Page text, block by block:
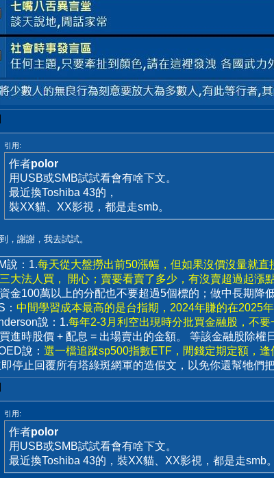
引用:
作者polor
用USB或SMB試試看會有啥下文。
最近換Toshiba 43的，
裝XX貓、XX影視，都是走smb。
，謝謝，我去試試。
說：1.每天從大盤撈出前50漲幅，但如果沒價沒量就直
三大法人買， 開心；賣要看賣了多少，有沒賣超過起漲
金100萬以上的分配也不要超過5個標的；做中長期降
： 中間學習成本最高的是台指期，2024年賺的在2025
說：1.每年2-3月利空出現時分批買金融股，不要
進時股價 + 配息 = 出場賣出的金額。 等該金融股除權
說： 選一檔追蹤sp500指數ETF，閒錢定期定額，
即停止回覆所有塔綠斑網軍的造假文，以免你還幫牠們
引用:
作者polor
用USB或SMB試試看會有啥下文。
最近換Toshiba 43的，裝XX貓、XX影視，都是走smb。